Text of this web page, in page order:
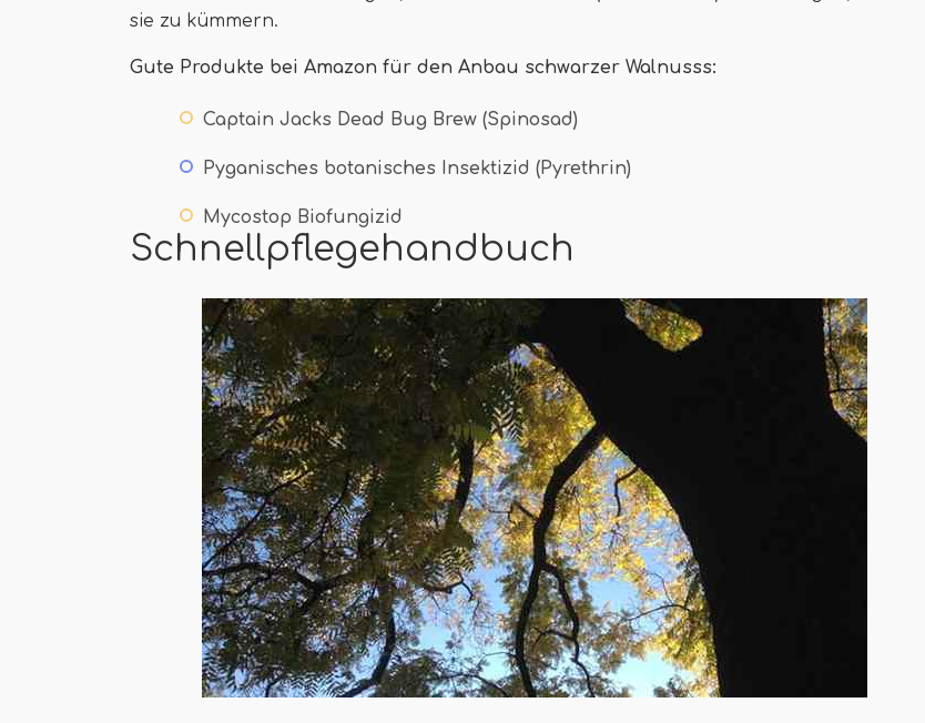
sie zu kümmern.
Gute Produkte bei Amazon für den Anbau schwarzer Walnusss:
Captain Jacks Dead Bug Brew (Spinosad)
Pyganisches botanisches Insektizid (Pyrethrin)
Mycostop Biofungizid
Schnellpflegehandbuch